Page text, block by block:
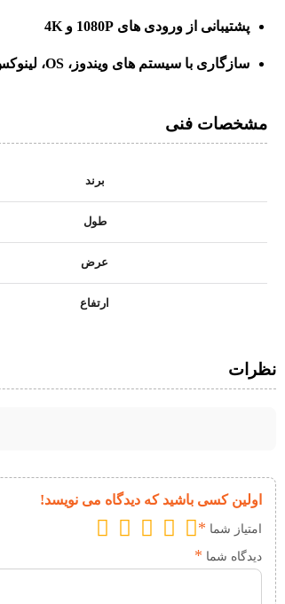
پشتیبانی از ورودی های 1080P و 4K
سازگاری با سیستم های ویندوز، OS، لینوکس
مشخصات فنی
برند
طول
عرض
ارتفاع
نظرات
اولین کسی باشید که دیدگاه می نویسد!
امتیاز شما *
دیدگاه شما *